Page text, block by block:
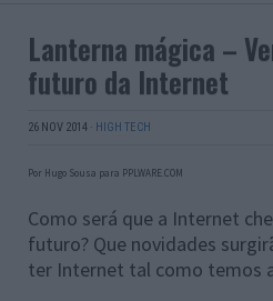
Lanterna mágica –
futuro da Internet
26 NOV 2014 · HIGH TECH
Por Hugo Sousa para PPLWARE.COM
Como será que a Internet
futuro? Que novidades
ter Internet tal como temos